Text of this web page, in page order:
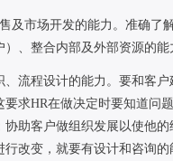
及市场开发的能力。准确了
、整合内部及外部资源的
、流程设计的能力。要和客
要求HR在做决定时要知道问
协助客户做组织发展以使他
改变，就要有设计和咨询